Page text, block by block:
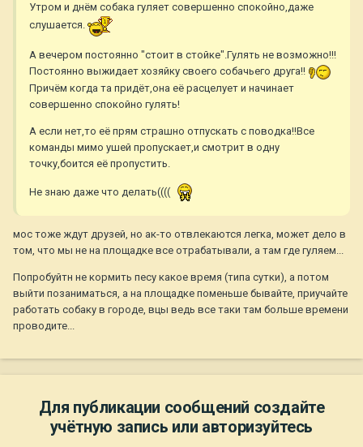
Утром и днём собака гуляет совершенно спокойно,даже
слушается.
А вечером постоянно "стоит в стойке".Гулять не возможно!!!
Постоянно выжидает хозяйку своего собачьего друга!!
Причём когда та придёт,она её расцелует и начинает
совершенно спокойно гулять!
А если нет,то её прям страшно отпускать с поводка!!Все
команды мимо ушей пропускает,и смотрит в одну
точку,боится её пропустить.
Не знаю даже что делать((((
мос тоже ждут друзей, но ак-то отвлекаются легка, может дело в
том, что мы не на площадке все отрабатывали, а там где гуляем...
Попробуйтн не кормить песу какое время (типа сутки), а потом
выйти позаниматься, а на площадке поменьше бывайте, приучайте
работать собаку в городе, вцы ведь все таки там больше времени
проводите...
Для публикации сообщений создайте
учётную запись или авторизуйтесь